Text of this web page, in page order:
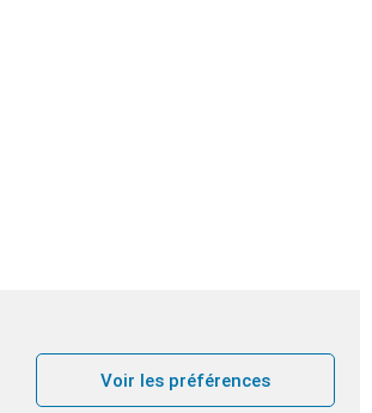
Voir les préférences
pour y mettre fin. Comme